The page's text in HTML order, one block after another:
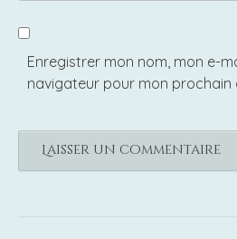
Enregistrer mon nom, mon e-
navigateur pour mon prochain